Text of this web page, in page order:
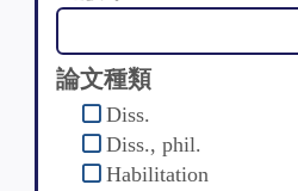
論文種類
Diss.
Diss., phil.
Habilitation